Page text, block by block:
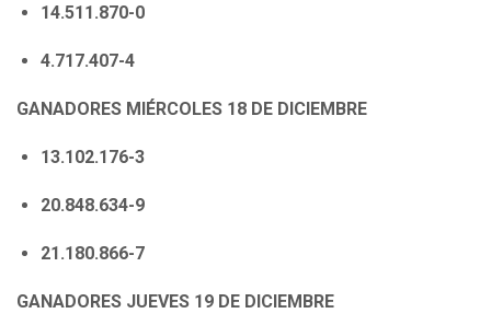
14.511.870-0
4.717.407-4
GANADORES MIÉRCOLES 18 DE DICIEMBRE
13.102.176-3
20.848.634-9
21.180.866-7
GANADORES JUEVES 19 DE DICIEMBRE